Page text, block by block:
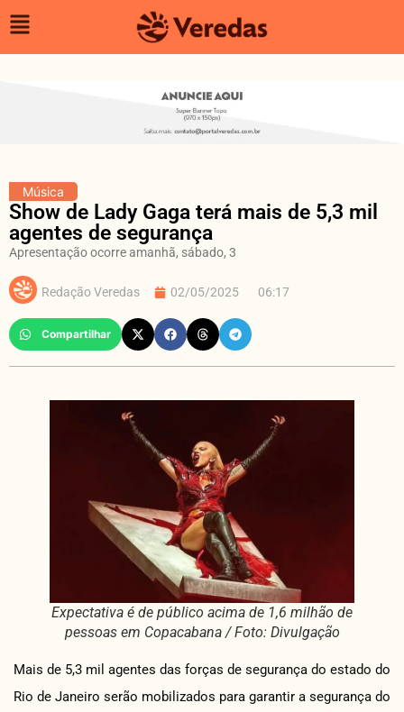
Música
Show de Lady Gaga terá mais de 5,3 mil
agentes de segurança
Apresentação ocorre amanhã, sábado, 3
Redação Veredas 02/05/2025 06:17
Compartilhar
Expectativa é de público acima de 1,6 milhão de
pessoas em Copacabana / Foto: Divulgação
Mais de 5,3 mil agentes das forças de segurança do estado do
Rio de Janeiro serão mobilizados para garantir a segurança do